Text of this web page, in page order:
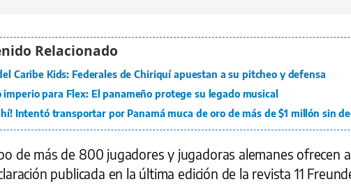
Caribe Kids: Federales de Chiriquí apuestan a su pitcheo y defensa
imperio para Flex: El panameño protege su legado musical
Intentó transportar por Panamá muca de oro de más de $1 millón sin
de más de 800 jugadores y jugadoras alemanes ofrecen
publicada en la última edición de la revista 11